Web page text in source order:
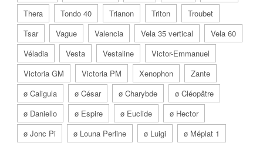
Thera
Tondo 40 Trianon Triton
Troubet
Tsar
Vague Valencia Vela 35 vertical
Vela 60
Véladia
Vesta Vestaline
Victor-Emmanuel
Victoria GM
Victoria PM Xenophon
Zante
ø Caligula
ø César ø Charybde
ø Cléopâtre
ø Daniello
ø Espire ø Euclide
ø Hector
ø Jonc Pi
ø Louna Perline ø Luigi
ø Méplat 1